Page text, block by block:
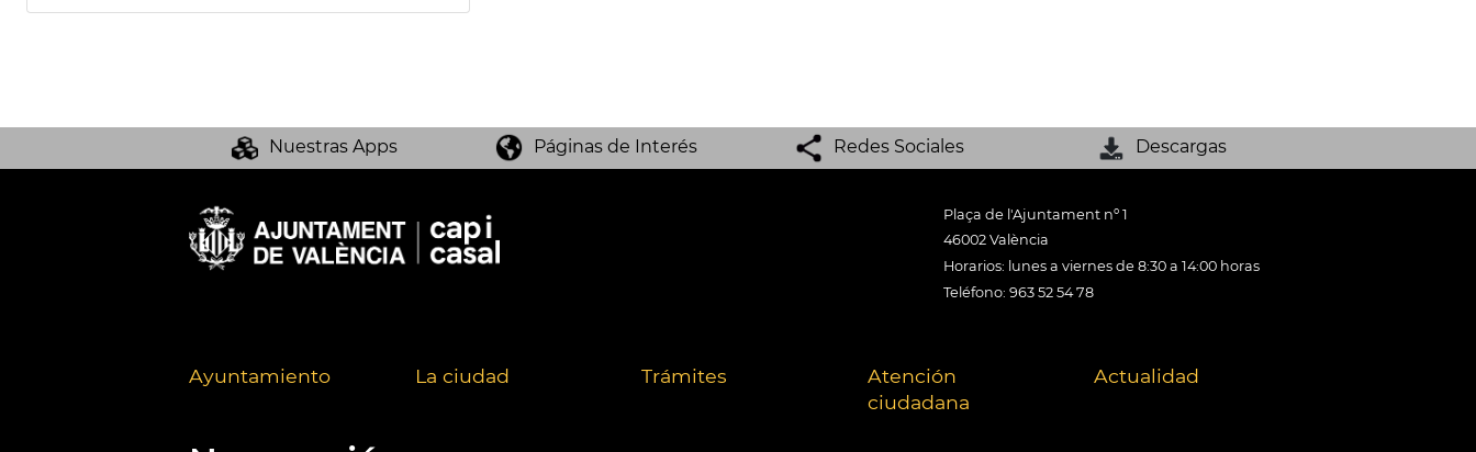
Nuestras Apps Páginas de Interés Redes Sociales Descargas
Plaça de l'Ajuntament nº 1
46002 València
Horarios: lunes a viernes de 8:30 a 14:00 horas
Teléfono: 963 52 54 78
Ayuntamiento La ciudad Trámites
Atención
ciudadana
Actualidad